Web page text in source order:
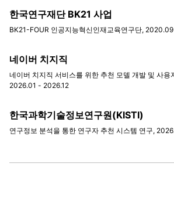
한국연구재단 BK21 사업
BK21-FOUR 인공지능혁신인재교육연구단,
네이버 치지직
네이버 치지직 서비스를 위한 추천 모델 개발 및 사용
2026.01 - 2026.12
한국과학기술정보연구원(KISTI)
연구정보 분석을 통한 연구자 추천 시스템 연구,